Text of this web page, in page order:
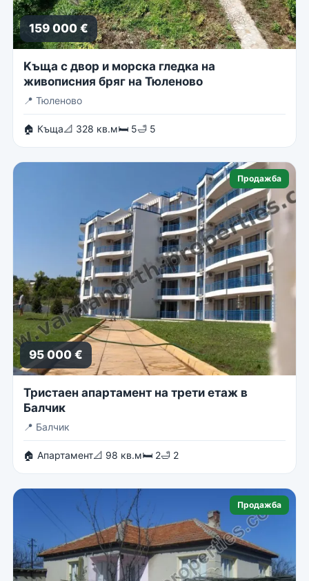
159 000 €
Kъща с двор и морска гледка на
живописния бряг на Тюленово
📍 Тюленово
🏠 Къща📐 328 кв.м🛏 5🛁 5
Продажба
95 000 €
Тристаен апартамент на трети етаж в
Балчик
📍 Балчик
🏠 Апартамент📐 98 кв.м🛏 2🛁 2
Продажба